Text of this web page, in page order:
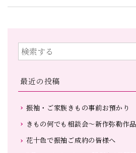
最近の投稿
振袖・ご家族きもの事前お預かり
きもの何でも相談会～新作弥勒作
花十色で振袖ご成約の皆様へ